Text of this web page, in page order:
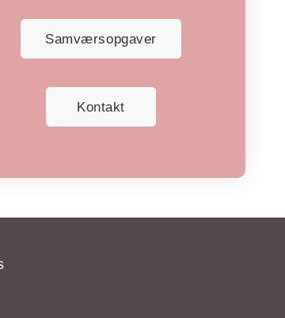
Samværsopgaver
Kontakt